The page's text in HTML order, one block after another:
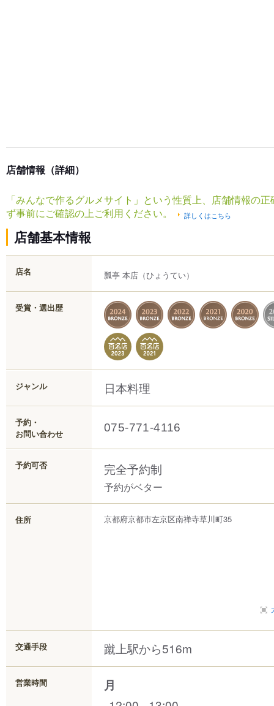
店舗情報（詳細）
「みんなで作るグルメサイト」という性質上、店舗情報の
ず事前にご確認の上ご利用ください。
詳しくはこちら
店舗基本情報
店名 瓢亭 本店 （ひょうてい）
受賞・選出歴
ジャンル 日本料理
予約・
お問い合わせ
075-771-4116
予約可否 完全予約制
予約がベター
住所 京都府京都市左京区南禅寺草川町35
交通手段 蹴上駅から516m
営業時間 月